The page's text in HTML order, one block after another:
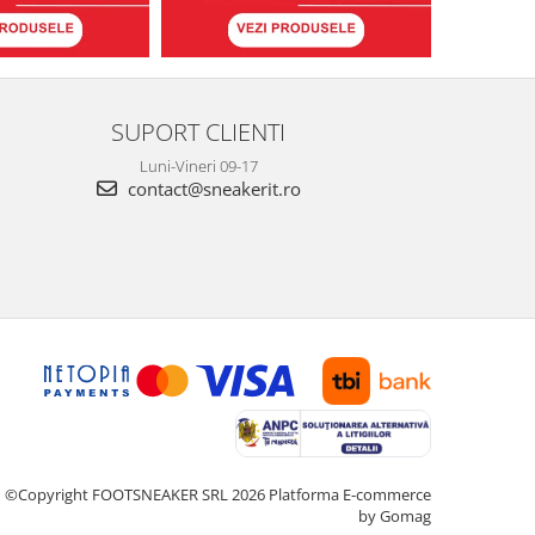
SUPORT CLIENTI
Luni-Vineri 09-17
contact@sneakerit.ro
©Copyright FOOTSNEAKER SRL 2026 Platforma E-commerce
by Gomag